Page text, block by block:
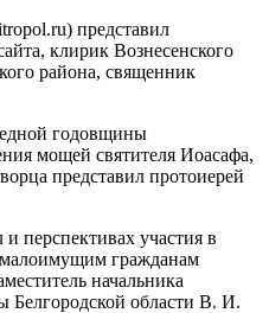
представил
клирик Вознесенского
района, священник
годовщины
мощей святителя Иоасафа,
представил протоиерей
перспективах участия в
гражданам
начальника
Белгородской области В. И.